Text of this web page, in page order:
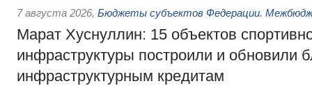
7 августа 2026, Бюджеты субъектов Федерации.
Марат Хуснуллин: 15 объектов
инфраструктуры построили и обновили
инфраструктурным кредитам